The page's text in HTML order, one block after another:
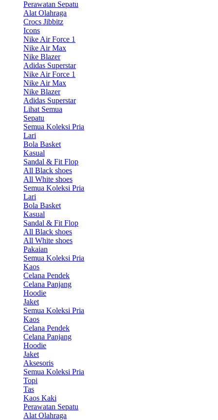
Perawatan Sepatu
Alat Olahraga
Crocs Jibbitz
Icons
Nike Air Force 1
Nike Air Max
Nike Blazer
Adidas Superstar
Nike Air Force 1
Nike Air Max
Nike Blazer
Adidas Superstar
Lihat Semua
Sepatu
Semua Koleksi Pria
Lari
Bola Basket
Kasual
Sandal & Fit Flop
All Black shoes
All White shoes
Semua Koleksi Pria
Lari
Bola Basket
Kasual
Sandal & Fit Flop
All Black shoes
All White shoes
Pakaian
Semua Koleksi Pria
Kaos
Celana Pendek
Celana Panjang
Hoodie
Jaket
Semua Koleksi Pria
Kaos
Celana Pendek
Celana Panjang
Hoodie
Jaket
Aksesoris
Semua Koleksi Pria
Topi
Tas
Kaos Kaki
Perawatan Sepatu
Alat Olahraga